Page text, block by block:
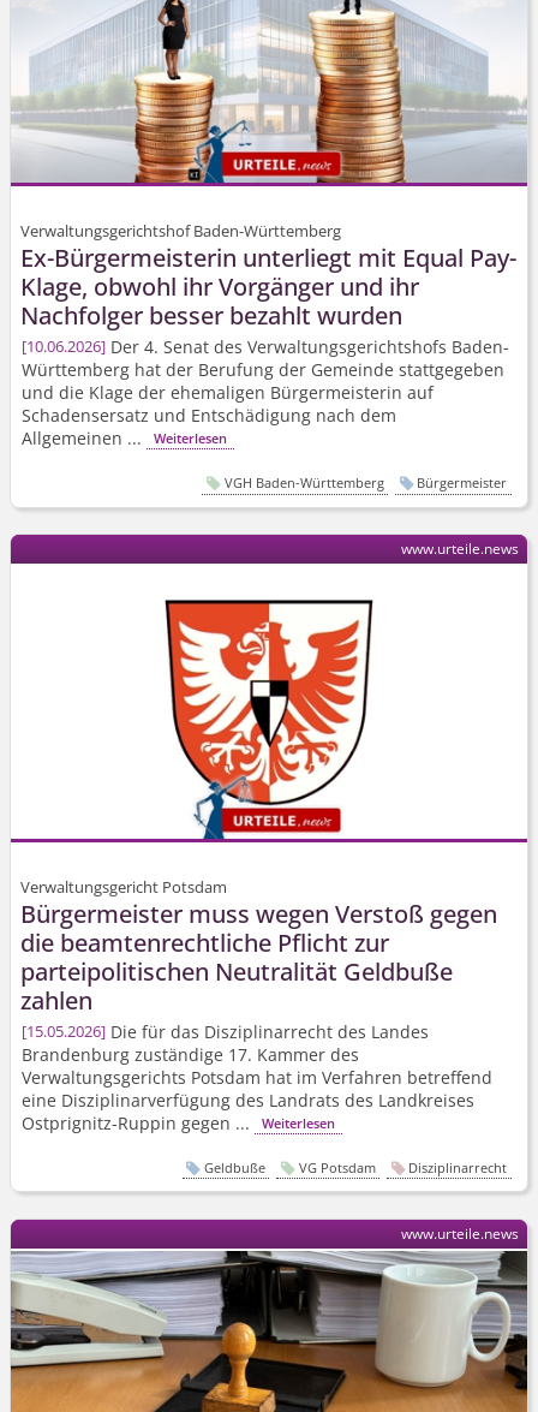
Verwaltungsgerichtshof Baden-Württemberg
Ex-Bürgermeisterin unterliegt mit Equal Pay-
Klage, obwohl ihr Vorgänger und ihr
Nachfolger besser bezahlt wurden
10.06.2026 Der 4. Senat des Verwaltungs­gerichtshofs Baden-
Württemberg hat der Berufung der Gemeinde stattgegeben
und die Klage der ehemaligen Bürgermeisterin auf
Schadensersatz und Entschädigung nach dem
Allgemeinen ...
Weiterlesen
VGH Baden-Württemberg Bürgermeister
Verwaltungsgericht Potsdam
Bürgermeister muss wegen Verstoß gegen
die beamtenrechtliche Pflicht zur
parteipolitischen Neutralität Geldbuße
zahlen
15.05.2026 Die für das Disziplinarrecht des Landes
Brandenburg zuständige 17. Kammer des
Verwaltungsgerichts Potsdam hat im Verfahren betreffend
eine Disziplinar­verfügung des Landrats des Landkreises
Ostprignitz-Ruppin gegen ...
Weiterlesen
www.urteile.news
Geldbuße VG Potsdam Disziplinarrecht
www.urteile.news